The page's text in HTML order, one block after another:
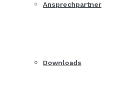
Ansprechpartner
Downloads